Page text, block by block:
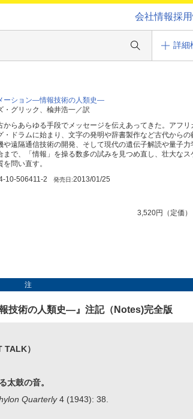
会社情報採
詳細
ーション―情報技術の人類史―
・グリック、楡井浩一／訳
からあらゆる手段でメッセージを伝えあってきた。アフリ
・ドラムに始まり、文字の発明や辞書製作など古代からの
や遠隔通信技術の開発、そして現代の遺伝子解読や量子力
まで、「情報」を操る数多の試みを見つめ直し、壮大なス
問い直す。
10-506411-2 発売日:2013/01/25
3,520円（定価）
注
技術の人類史―』注記（Notes)完全版
）
太鼓の音。
Quarterly4 (1943): 38.